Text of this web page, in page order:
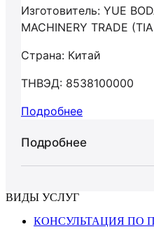
Изготовитель: YUE
MACHINERY TRADE
Страна: Китай
ТНВЭД: 8538100000
Подробнее
Подробнее
ВИДЫ УСЛУГ
КОНСУЛЬТАЦИЯ ПО